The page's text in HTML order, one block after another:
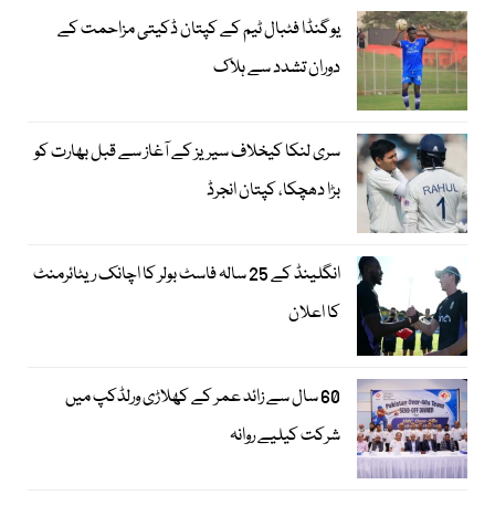
یوگنڈا فٹبال ٹیم کے کپتان ڈکیتی مزاحمت کے
دوران تشدد سے ہلاک
سری لنکا کیخلاف سیریز کے آغاز سے قبل بھارت کو
بڑا دھچکا، کپتان انجرڈ
انگلینڈ کے 25 سالہ فاسٹ بولر کا اچانک ریٹائرمنٹ
کا اعلان
60 سال سے زائد عمر کے کھلاڑی ورلڈکپ میں
شرکت کیلیے روانہ